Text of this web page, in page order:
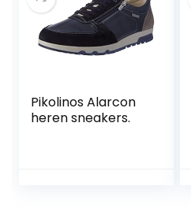
Pikolinos Alarcon
heren sneakers.